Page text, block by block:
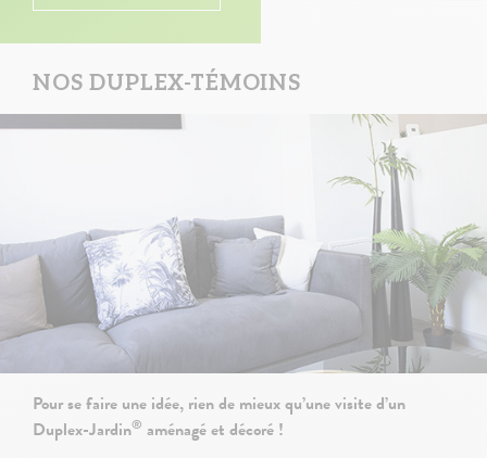
NOS DUPLEX-TÉMOINS
Pour se faire une idée, rien de mieux qu’une visite d’un
Duplex-Jardin® aménagé et décoré !